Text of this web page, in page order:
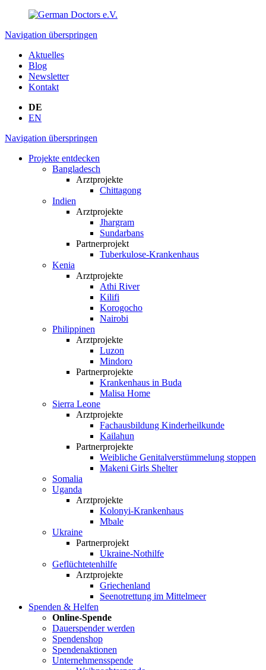
Navigation überspringen
Aktuelles
Blog
Newsletter
Kontakt
DE
EN
Navigation überspringen
Projekte entdecken
Bangladesch
Arztprojekte
Chittagong
Indien
Arztprojekte
Jhargram
Sundarbans
Partnerprojekt
Tuberkulose-Krankenhaus
Kenia
Arztprojekte
Athi River
Kilifi
Korogocho
Nairobi
Philippinen
Arztprojekte
Luzon
Mindoro
Partnerprojekte
Krankenhaus in Buda
Malisa Home
Sierra Leone
Arztprojekte
Fachausbildung Kinderheilkunde
Kailahun
Partnerprojekte
Weibliche Genital­verstümmelung stoppen
Makeni Girls Shelter
Somalia
Uganda
Arztprojekte
Kolonyi-Krankenhaus
Mbale
Ukraine
Partnerprojekt
Ukraine-Nothilfe
Geflüchtetenhilfe
Arztprojekte
Griechenland
Seenotrettung im Mittelmeer
Spenden & Helfen
Online-Spende
Dauerspender werden
Spendenshop
Spendenaktionen
Unternehmens­spende